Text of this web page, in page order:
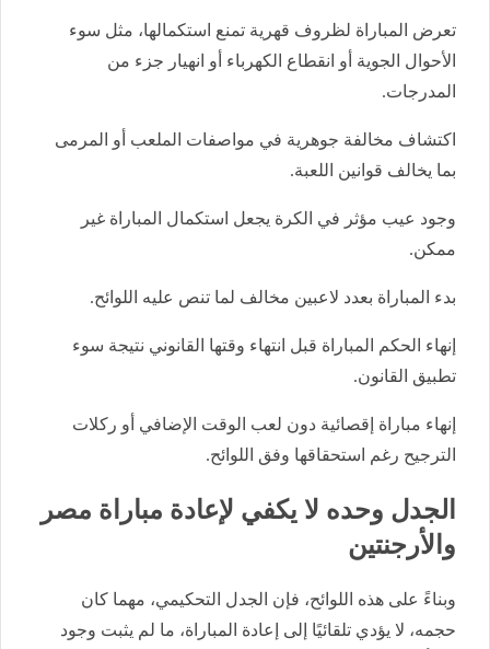
تعرض المباراة لظروف قهرية تمنع استكمالها، مثل سوء
الأحوال الجوية أو انقطاع الكهرباء أو انهيار جزء من
المدرجات.
اكتشاف مخالفة جوهرية في مواصفات الملعب أو المرمى
بما يخالف قوانين اللعبة.
وجود عيب مؤثر في الكرة يجعل استكمال المباراة غير
ممكن.
بدء المباراة بعدد لاعبين مخالف لما تنص عليه اللوائح.
إنهاء الحكم المباراة قبل انتهاء وقتها القانوني نتيجة سوء
تطبيق القانون.
إنهاء مباراة إقصائية دون لعب الوقت الإضافي أو ركلات
الترجيح رغم استحقاقها وفق اللوائح.
الجدل وحده لا يكفي لإعادة مباراة مصر
والأرجنتين
وبناءً على هذه اللوائح، فإن الجدل التحكيمي، مهما كان
حجمه، لا يؤدي تلقائيًا إلى إعادة المباراة، ما لم يثبت وجود